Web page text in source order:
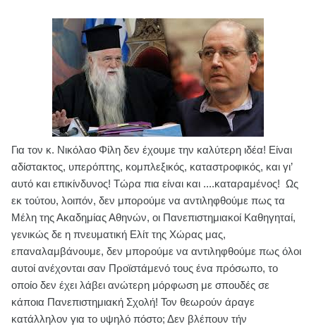
Για τον κ. Νικόλαο Φίλη δεν έχουμε την καλύτερη ιδέα! Είναι
αδίστακτος, υπερόπτης, κομπλεξικός, καταστροφικός, και γι’
αυτό και επικίνδυνος! Τώρα πια είναι και ....καταραμένος! Ως
εκ τούτου, λοιπόν, δεν μπορούμε να αντιληφθούμε πως τα
Μέλη της Ακαδημίας Αθηνών, οι Πανεπιστημιακοί Καθηγηταί,
γενικώς δε η πνευματική Ελίτ της Χώρας μας,
επαναλαμβάνουμε, δεν μπορούμε να αντιληφθούμε πως όλοι
αυτοί ανέχονται σαν Προϊστάμενό τους ένα πρόσωπο, το
οποίο δεν έχει λάβει ανώτερη μόρφωση με σπουδές σε
κάποια Πανεπιστημιακή Σχολή! Τον θεωρούν άραγε
κατάλληλον για το υψηλό πόστο; Δεν βλέπουν τήν